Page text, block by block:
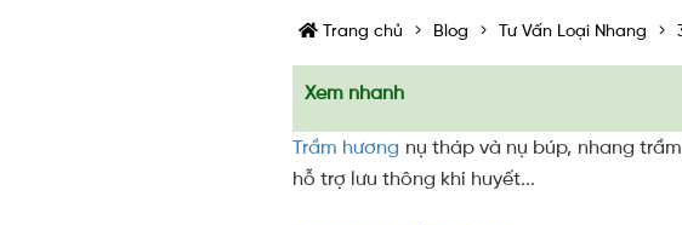
Trang chủ Blog Tư Vấn Loại Nhang
Xem nhanh
Trầm hương nụ tháp và nụ búp, nhang
hỗ trợ lưu thông khí huyết...